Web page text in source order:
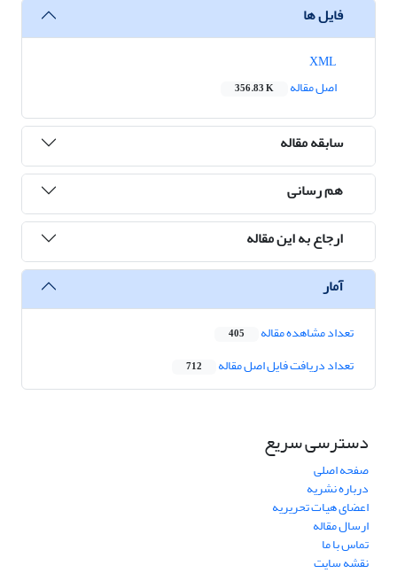
فایل ها
اصل مقاله
356.83 K
سابقه مقاله
هم رسانی
ارجاع به این مقاله
آمار
تعداد مشاهده مقاله 405
تعداد دریافت فایل اصل مقاله 712
دسترسی سریع
صفحه اصلی
درباره نشریه
اعضای هیات تحریریه
ارسال مقاله
تماس با ما
نقشه سایت